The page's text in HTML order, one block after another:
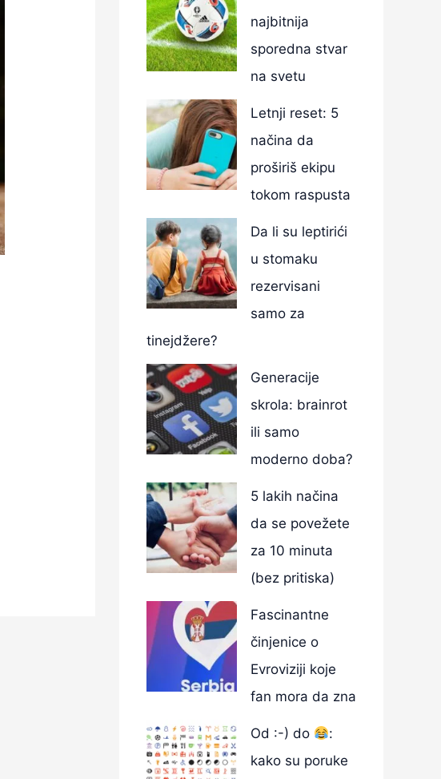
najbitnija
sporedna stvar
na svetu
Letnji reset: 5
načina da
proširiš ekipu
tokom raspusta
Da li su leptirići
u stomaku
rezervisani
samo za
tinejdžere?
Generacije
skrola: brainrot
ili samo
moderno doba?
5 lakih načina
da se povežete
za 10 minuta
(bez pritiska)
Fascinantne
činjenice o
Evroviziji koje
fan mora da zna
Od :-) do
:
kako su poruke